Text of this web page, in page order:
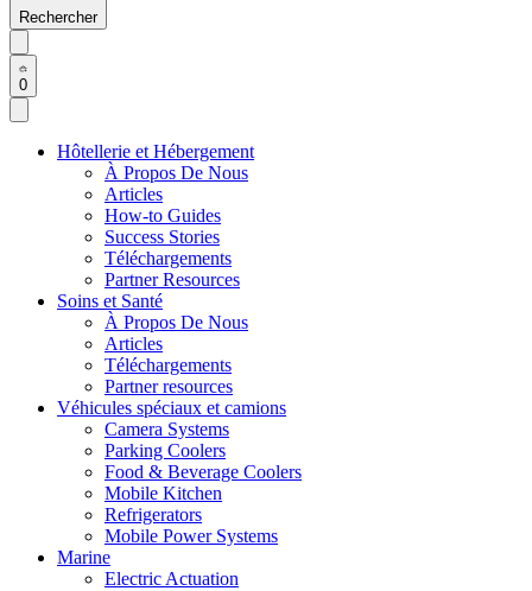
Rechercher
0
Hôtellerie et Hébergement
À Propos De Nous
Articles
How-to Guides
Success Stories
Téléchargements
Partner Resources
Soins et Santé
À Propos De Nous
Articles
Téléchargements
Partner resources
Véhicules spéciaux et camions
Camera Systems
Parking Coolers
Food & Beverage Coolers
Mobile Kitchen
Refrigerators
Mobile Power Systems
Marine
Electric Actuation